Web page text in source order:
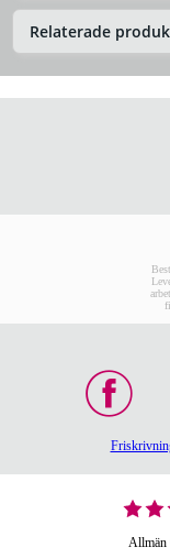
Relaterade
Allmän